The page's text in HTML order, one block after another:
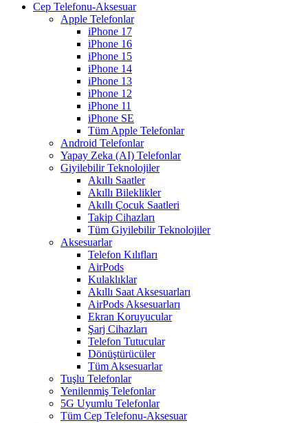
Cep Telefonu-Aksesuar
Apple Telefonlar
iPhone 17
iPhone 16
iPhone 15
iPhone 14
iPhone 13
iPhone 12
iPhone 11
iPhone SE
Tüm Apple Telefonlar
Android Telefonlar
Yapay Zeka (AI) Telefonlar
Giyilebilir Teknolojiler
Akıllı Saatler
Akıllı Bileklikler
Akıllı Çocuk Saatleri
Takip Cihazları
Tüm Giyilebilir Teknolojiler
Aksesuarlar
Telefon Kılıfları
AirPods
Kulaklıklar
Akıllı Saat Aksesuarları
AirPods Aksesuarları
Ekran Koruyucular
Şarj Cihazları
Telefon Tutucular
Dönüştürücüler
Tüm Aksesuarlar
Tuşlu Telefonlar
Yenilenmiş Telefonlar
5G Uyumlu Telefonlar
Tüm Cep Telefonu-Aksesuar